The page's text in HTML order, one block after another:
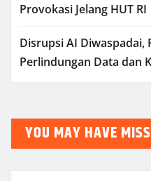
Provokasi Jelang HUT RI
Disrupsi AI
Perlindungan Data dan
YOU MAY HAVE